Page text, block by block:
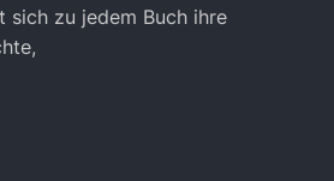
sich zu jedem Buch ihre